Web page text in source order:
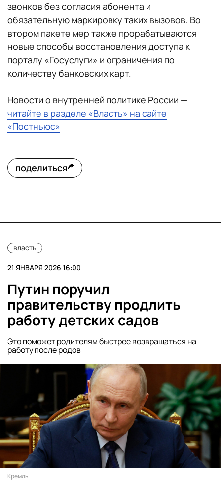
звонков без согласия абонента и
обязательную маркировку таких вызовов. Во
втором пакете мер также прорабатываются
новые способы восстановления доступа к
порталу «Госуслуги» и ограничения по
количеству банковских карт.
Новости о внутренней политике России —
читайте в разделе «Власть» на сайте
«Постньюс»
поделиться
власть
21 ЯНВАРЯ 2026 16:00
Путин поручил
правительству продлить
работу детских садов
Это поможет родителям быстрее возвращаться на
работу после родов
Кремль